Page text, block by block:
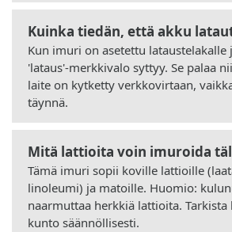
Kuinka tiedän, että akku
Kun imuri on asetettu lataustelakalle
'lataus'-merkkivalo syttyy. Se palaa
laite on kytketty verkkovirtaan,
täynnä.
Mitä lattioita voin imuroida
Tämä imuri sopii koville lattioille
linoleumi) ja matoille. Huomio:
naarmuttaa herkkiä lattioita. Tarkista
kunto säännöllisesti.